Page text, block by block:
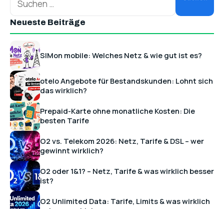
Neueste Beiträge
SIMon mobile: Welches Netz & wie gut ist es?
otelo Angebote für Bestandskunden: Lohnt sich
das wirklich?
Prepaid-Karte ohne monatliche Kosten: Die
besten Tarife
O2 vs. Telekom 2026: Netz, Tarife & DSL – wer
gewinnt wirklich?
O2 oder 1&1? – Netz, Tarife & was wirklich besser
ist?
O2 Unlimited Data: Tarife, Limits & was wirklich